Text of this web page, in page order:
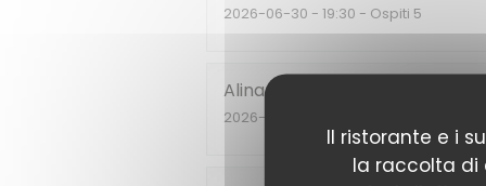
Il ristorante e i
la raccolta di
2026-06-30 - 19:30 - Ospiti 5
AlinaT
2026-06-26